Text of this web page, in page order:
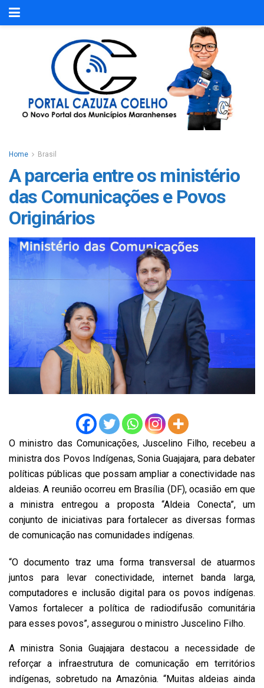
Home Brasil
A parceria entre os ministério
das Comunicações e Povos
Originários
O ministro das Comunicações, Juscelino Filho, recebeu a
ministra dos Povos Indígenas, Sonia Guajajara, para debater
políticas públicas que possam ampliar a conectividade nas
aldeias. A reunião ocorreu em Brasília (DF), ocasião em que
a ministra entregou a proposta “Aldeia Conecta”, um
conjunto de iniciativas para fortalecer as diversas formas
de comunicação nas comunidades indígenas.
“O documento traz uma forma transversal de atuarmos
juntos para levar conectividade, internet banda larga,
computadores e inclusão digital para os povos indígenas.
Vamos fortalecer a política de radiodifusão comunitária
para esses povos”, assegurou o ministro Juscelino Filho.
A ministra Sonia Guajajara destacou a necessidade de
reforçar a infraestrutura de comunicação em territórios
indígenas, sobretudo na Amazônia. “Muitas aldeias ainda